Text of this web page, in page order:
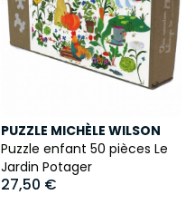
PUZZLE MICHÈLE WILSON
Puzzle enfant 50 pièces Le
Jardin Potager
27,50 €